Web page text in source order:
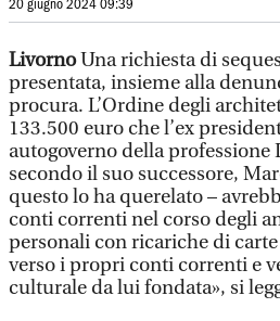
20 giugno 2024 09:39
LivornoUna richiesta di
presentata, insieme alla
procura. L’Ordine degli
133.500 euro che l’ex
autogoverno della
secondo il suo successore,
questo lo ha querelato –
conti correnti nel corso degli
personali con ricariche di
verso i propri conti correnti e
culturale da lui fondata», si